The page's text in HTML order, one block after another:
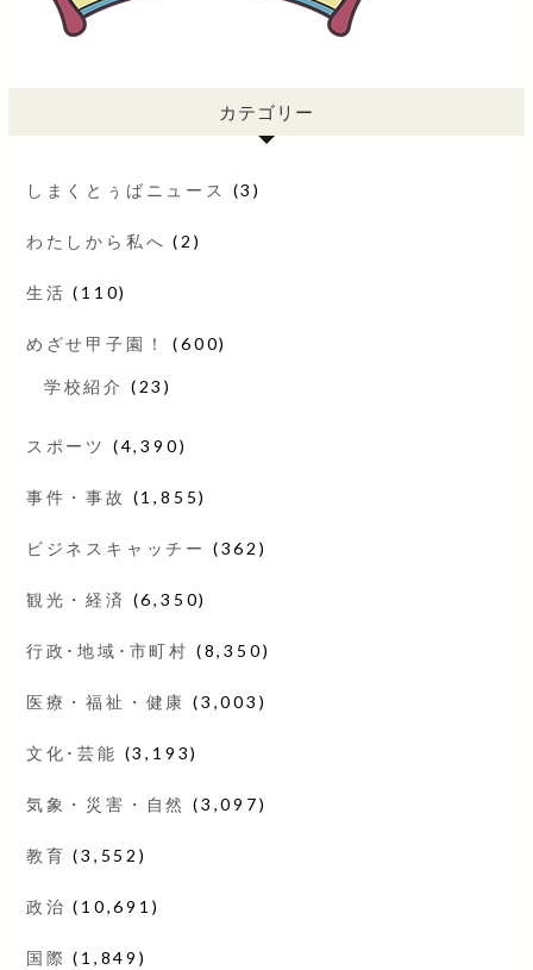
カテゴリー
しまくとぅばニュース (3)
わたしから私へ (2)
生活 (110)
めざせ甲子園！ (600)
学校紹介 (23)
スポーツ (4,390)
事件・事故 (1,855)
ビジネスキャッチー (362)
観光・経済 (6,350)
行政･地域･市町村 (8,350)
医療・福祉・健康 (3,003)
文化･芸能 (3,193)
気象・災害・自然 (3,097)
教育 (3,552)
政治 (10,691)
国際 (1,849)